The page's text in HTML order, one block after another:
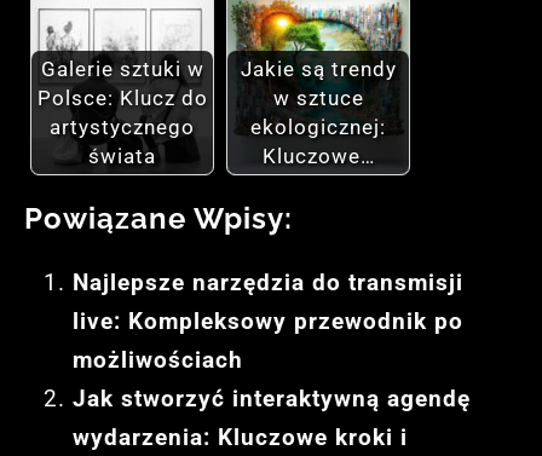
Galerie sztuki w
Polsce: Klucz do
artystycznego
świata
Jakie są trendy
w sztuce
ekologicznej:
Kluczowe…
Powiązane Wpisy:
Najlepsze narzędzia do transmisji
live: Kompleksowy przewodnik po
możliwościach
Jak stworzyć interaktywną agendę
wydarzenia: Kluczowe kroki i